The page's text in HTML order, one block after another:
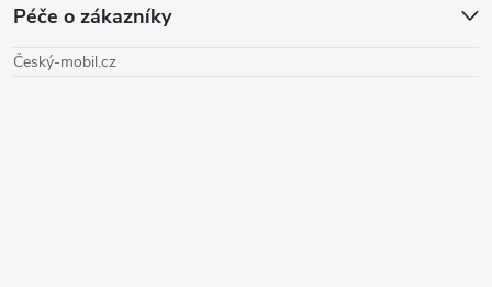
pPéče o zákazníky
Český-mobil.cz